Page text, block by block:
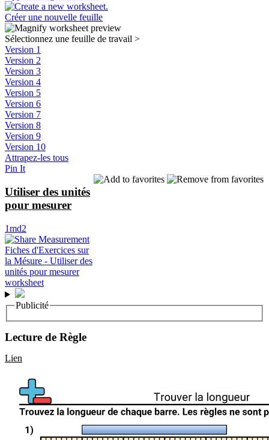
Créer une nouvelle feuille
Sélectionnez une feuille de travail >
Version 1
Version 2
Version 3
Version 4
Version 5
Version 6
Version 7
Version 8
Version 9
Version 10
Attrapez-les tous
Pin It
Utiliser des unités
pour mesurer
1md2
Publicité
Lecture de Règle
Lien